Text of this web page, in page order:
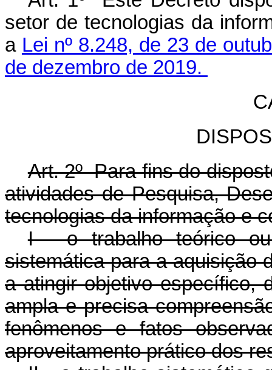
setor de tecnologias da
a Lei nº 8.248, de 23 de
de dezembro de 2019.
Art. 2º Para fins do
atividades de Pesquisa,
tecnologias da informação e
I - o trabalho teórico ou
sistemática para a aquisição
a atingir objetivo específico,
ampla e precisa
fenômenos e fatos
aproveitamento prático dos